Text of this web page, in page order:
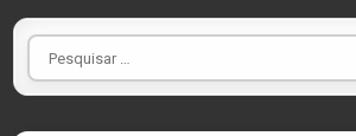
Pesquisar
por